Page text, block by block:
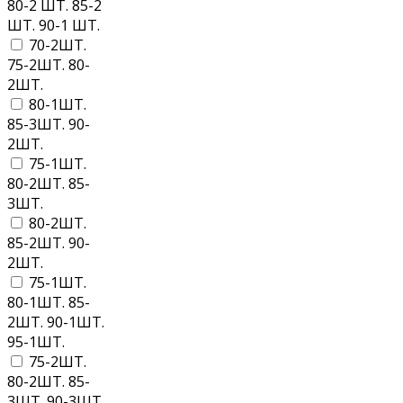
80-2 ШТ. 85-2
ШТ. 90-1 ШТ.
70-2ШТ.
75-2ШТ. 80-
2ШТ.
80-1ШТ.
85-3ШТ. 90-
2ШТ.
75-1ШТ.
80-2ШТ. 85-
3ШТ.
80-2ШТ.
85-2ШТ. 90-
2ШТ.
75-1ШТ.
80-1ШТ. 85-
2ШТ. 90-1ШТ.
95-1ШТ.
75-2ШТ.
80-2ШТ. 85-